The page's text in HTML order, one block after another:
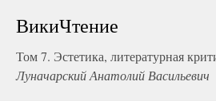
ВикиЧтение
Том 7. Эстетика, литературная
Луначарский Анатолий Васильевич